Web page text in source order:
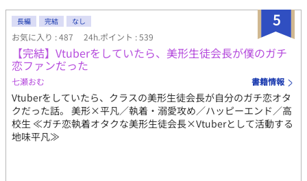
慰、飲精、攻めフェラもあります。 完熟（前編）→３年後と１０
年後の話。乳首責め、甘イキ、攻めが受けの中で潮吹き、攻めに
手コキ、飲精など。 完熟（後編）→ほぼエロのみ。１５年後の
話。調教プレイ。乳首責め、射精我慢、甘イキ、脳イキ、キスイ
キ、亀頭責め、ローションガーゼ、オナホ、オナホコキ、潮吹
き、睡姦、連続絶頂、メスイキなど。
5
長編 完結 なし
お気に入り : 487 24h.ポイント : 539
【完結】Vtuberをしていたら、美形生徒会長が僕のガチ
恋ファンだった
七瀬おむ 書籍情報
Vtuberをしていたら、クラスの美形生徒会長が自分のガチ恋オタ
クだった話。 美形×平凡／執着・溺愛攻め／ハッピーエンド／高
校生 ≪ガチ恋執着オタクな美形生徒会長×Vtuberとして活動する
地味平凡≫